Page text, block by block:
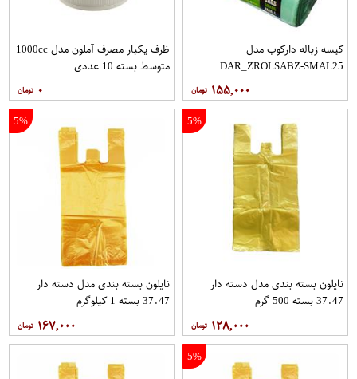
کیسه زباله دارکوب مدل
DAR_ZROLSABZ-SMAL25
۱۵۵,۰۰۰
ظرف یکبار مصرف آملون مدل 1000cc
متوسط بسته 10 عددی
۰
5%
نایلون بسته بندی مدل دسته دار
37.47 بسته 500 گرم
۱۲۸,۰۰۰
5%
نایلون بسته بندی مدل دسته دار
37.47 بسته 1 کیلوگرم
۱۶۷,۰۰۰
5%